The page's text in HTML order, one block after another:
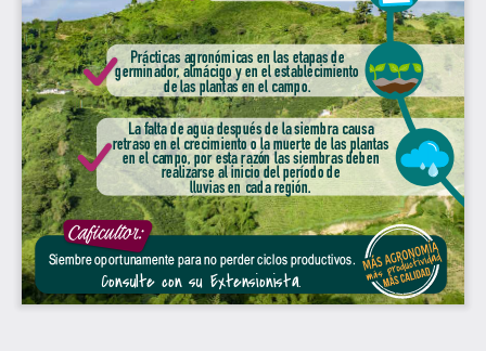
Consulte con su Extensionista.
Caficultor:
Prácticas agronómicas en las etapas de
germinador, almácigo y en el establecimiento
de las plantas en el campo.
La falta de agua después de la siembra causa
retraso en el crecimiento o la muerte de las plantas
en el campo, por esta razón las siembras deben
realizarse al inicio del período de
lluvias en cada región.
Siembre opor tunamente para no perder ciclos productivos.